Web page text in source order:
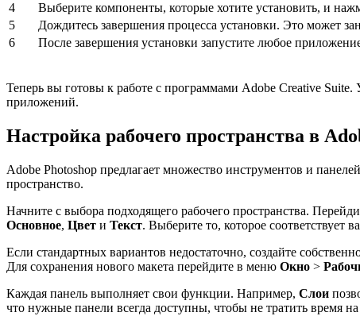
4
Выберите компоненты, которые хотите установить, и
5
Дождитесь завершения процесса установки. Это может
6
После завершения установки запустите любое
Теперь вы готовы к работе с программами Adobe Creative Suite.
приложений.
Настройка рабочего пространства в
Adobe Photoshop предлагает множество инструментов и
пространство.
Начните с выбора подходящего рабочего пространства.
Основное, Цвет и Текст. Выберите то, которое соответствует
Если стандартных вариантов недостаточно, создайте
Для сохранения нового макета перейдите в меню Окно >
Каждая панель выполняет свои функции. Например, Слои
что нужные панели всегда доступны, чтобы не тратить время